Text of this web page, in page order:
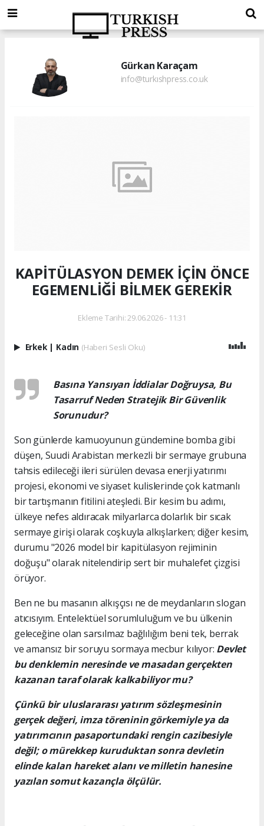
Gürkan Karaçam
info@turkıshpress.co.uk
KAPİTÜLASYON DEMEK İÇİN ÖNCE
EGEMENLİĞİ BİLMEK GEREKİR
Ekleme Tarihi: 29.06.2026 - 11:31
Erkek | Kadın (Haberi Sesli Oku)
Basına Yansıyan İddialar Doğruysa, Bu
Tasarruf Neden Stratejik Bir Güvenlik
Sorunudur?
Son günlerde kamuoyunun gündemine bomba gibi
düşen, Suudi Arabistan merkezli bir sermaye grubuna
tahsis edileceği ileri sürülen devasa enerji yatırımı
projesi, ekonomi ve siyaset kulislerinde çok katmanlı
bir tartışmanın fitilini ateşledi. Bir kesim bu adımı,
ülkeye nefes aldıracak milyarlarca dolarlık bir sıcak
sermaye girişi olarak coşkuyla alkışlarken; diğer kesim,
durumu "2026 model bir kapitülasyon rejiminin
doğuşu" olarak nitelendirip sert bir muhalefet çizgisi
örüyor.
Ben ne bu masanın alkışçısı ne de meydanların slogan
atıcısıyım. Entelektüel sorumluluğum ve bu ülkenin
geleceğine olan sarsılmaz bağlılığım beni tek, berrak
ve amansız bir soruyu sormaya mecbur kılıyor: Devlet
bu denklemin neresinde ve masadan gerçekten
kazanan taraf olarak kalkabiliyor mu?
Çünkü bir uluslararası yatırım sözleşmesinin
gerçek değeri, imza töreninin görkemiyle ya da
yatırımcının pasaportundaki rengin cazibesiyle
değil; o mürekkep kuruduktan sonra devletin
elinde kalan hareket alanı ve milletin hanesine
yazılan somut kazançla ölçülür.